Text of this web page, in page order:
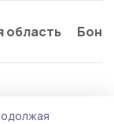
область